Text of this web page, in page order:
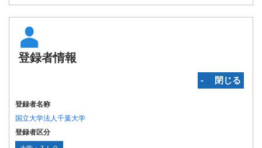
登録者情報
‐ 閉じる
登録者名称
国立大学法人千葉大学
登録者区分